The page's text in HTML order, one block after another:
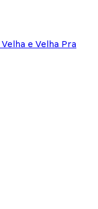
e Velha Pra